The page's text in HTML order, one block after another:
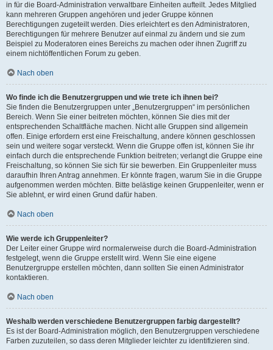
in für die Board-Administration verwaltbare Einheiten aufteilt. Jedes Mitglied
kann mehreren Gruppen angehören und jeder Gruppe können
Berechtigungen zugeteilt werden. Dies erleichtert es den Administratoren,
Berechtigungen für mehrere Benutzer auf einmal zu ändern und sie zum
Beispiel zu Moderatoren eines Bereichs zu machen oder ihnen Zugriff zu
einem nichtöffentlichen Forum zu geben.
Nach oben
Wo finde ich die Benutzergruppen und wie trete ich ihnen bei?
Sie finden die Benutzergruppen unter „Benutzergruppen“ im persönlichen
Bereich. Wenn Sie einer beitreten möchten, können Sie dies mit der
entsprechenden Schaltfläche machen. Nicht alle Gruppen sind allgemein
offen. Einige erfordern erst eine Freischaltung, andere können geschlossen
sein und weitere sogar versteckt. Wenn die Gruppe offen ist, können Sie ihr
einfach durch die entsprechende Funktion beitreten; verlangt die Gruppe eine
Freischaltung, so können Sie sich für sie bewerben. Ein Gruppenleiter muss
daraufhin Ihren Antrag annehmen. Er könnte fragen, warum Sie in die Gruppe
aufgenommen werden möchten. Bitte belästige keinen Gruppenleiter, wenn er
Sie ablehnt, er wird einen Grund dafür haben.
Nach oben
Wie werde ich Gruppenleiter?
Der Leiter einer Gruppe wird normalerweise durch die Board-Administration
festgelegt, wenn die Gruppe erstellt wird. Wenn Sie eine eigene
Benutzergruppe erstellen möchten, dann sollten Sie einen Administrator
kontaktieren.
Nach oben
Weshalb werden verschiedene Benutzergruppen farbig dargestellt?
Es ist der Board-Administration möglich, den Benutzergruppen verschiedene
Farben zuzuteilen, so dass deren Mitglieder leichter zu identifizieren sind.